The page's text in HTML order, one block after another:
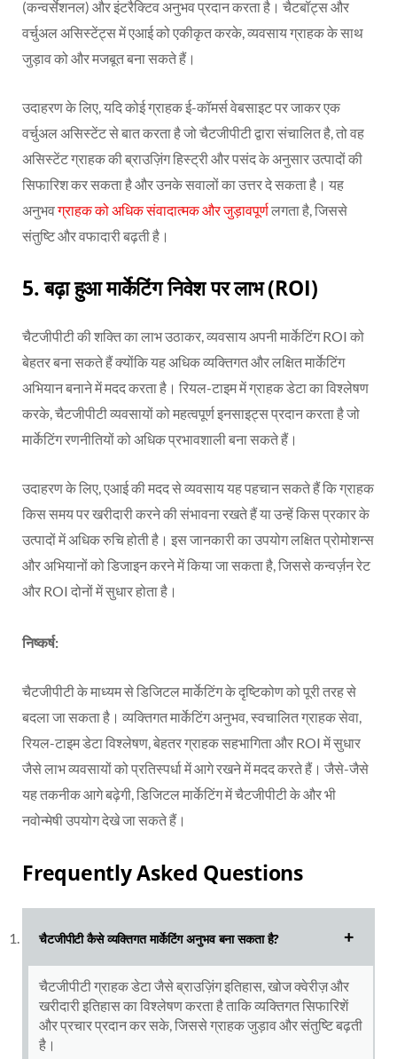
(कन्वर्सेशनल) और इंटरैक्टिव अनुभव प्रदान करता है। चैटबॉट्स और
वर्चुअल असिस्टेंट्स में एआई को एकीकृत करके, व्यवसाय ग्राहक के साथ
जुड़ाव को और मजबूत बना सकते हैं।
उदाहरण के लिए, यदि कोई ग्राहक ई-कॉमर्स वेबसाइट पर जाकर एक
वर्चुअल असिस्टेंट से बात करता है जो चैटजीपीटी द्वारा संचालित है, तो वह
असिस्टेंट ग्राहक की ब्राउज़िंग हिस्ट्री और पसंद के अनुसार उत्पादों की
सिफारिश कर सकता है और उनके सवालों का उत्तर दे सकता है। यह
अनुभवग्राहक को अधिक संवादात्मक और जुड़ावपूर्णलगता है, जिससे
संतुष्टि और वफादारी बढ़ती है।
5.बढ़ा हुआ मार्केटिंग निवेश पर लाभ (ROI)
चैटजीपीटी की शक्ति का लाभ उठाकर, व्यवसाय अपनी मार्केटिंग ROI को
बेहतर बना सकते हैं क्योंकि यह अधिक व्यक्तिगत और लक्षित मार्केटिंग
अभियान बनाने में मदद करता है। रियल-टाइम में ग्राहक डेटा का विश्लेषण
करके, चैटजीपीटी व्यवसायों को महत्वपूर्ण इनसाइट्स प्रदान करता है जो
मार्केटिंग रणनीतियों को अधिक प्रभावशाली बना सकते हैं।
उदाहरण के लिए, एआई की मदद से व्यवसाय यह पहचान सकते हैं कि ग्राहक
किस समय पर खरीदारी करने की संभावना रखते हैं या उन्हें किस प्रकार के
उत्पादों में अधिक रुचि होती है। इस जानकारी का उपयोग लक्षित प्रोमोशन्स
और अभियानों को डिजाइन करने में किया जा सकता है, जिससे कन्वर्ज़न रेट
और ROI दोनों में सुधार होता है।
निष्कर्ष:
चैटजीपीटी के माध्यम से डिजिटल मार्केटिंग के दृष्टिकोण को पूरी तरह से
बदला जा सकता है। व्यक्तिगत मार्केटिंग अनुभव, स्वचालित ग्राहक सेवा,
रियल-टाइम डेटा विश्लेषण, बेहतर ग्राहक सहभागिता और ROI में सुधार
जैसे लाभ व्यवसायों को प्रतिस्पर्धा में आगे रखने में मदद करते हैं। जैसे-जैसे
यह तकनीक आगे बढ़ेगी, डिजिटल मार्केटिंग में चैटजीपीटी के और भी
नवोन्मेषी उपयोग देखे जा सकते हैं।
Frequently Asked Questions
चैटजीपीटी कैसे व्यक्तिगत मार्केटिंग अनुभव बना सकता है?
चैटजीपीटी ग्राहक डेटा जैसे ब्राउज़िंग इतिहास, खोज क्वेरीज़ और
खरीदारी इतिहास का विश्लेषण करता है ताकि व्यक्तिगत सिफारिशें
और प्रचार प्रदान कर सके, जिससे ग्राहक जुड़ाव और संतुष्टि बढ़ती
है।